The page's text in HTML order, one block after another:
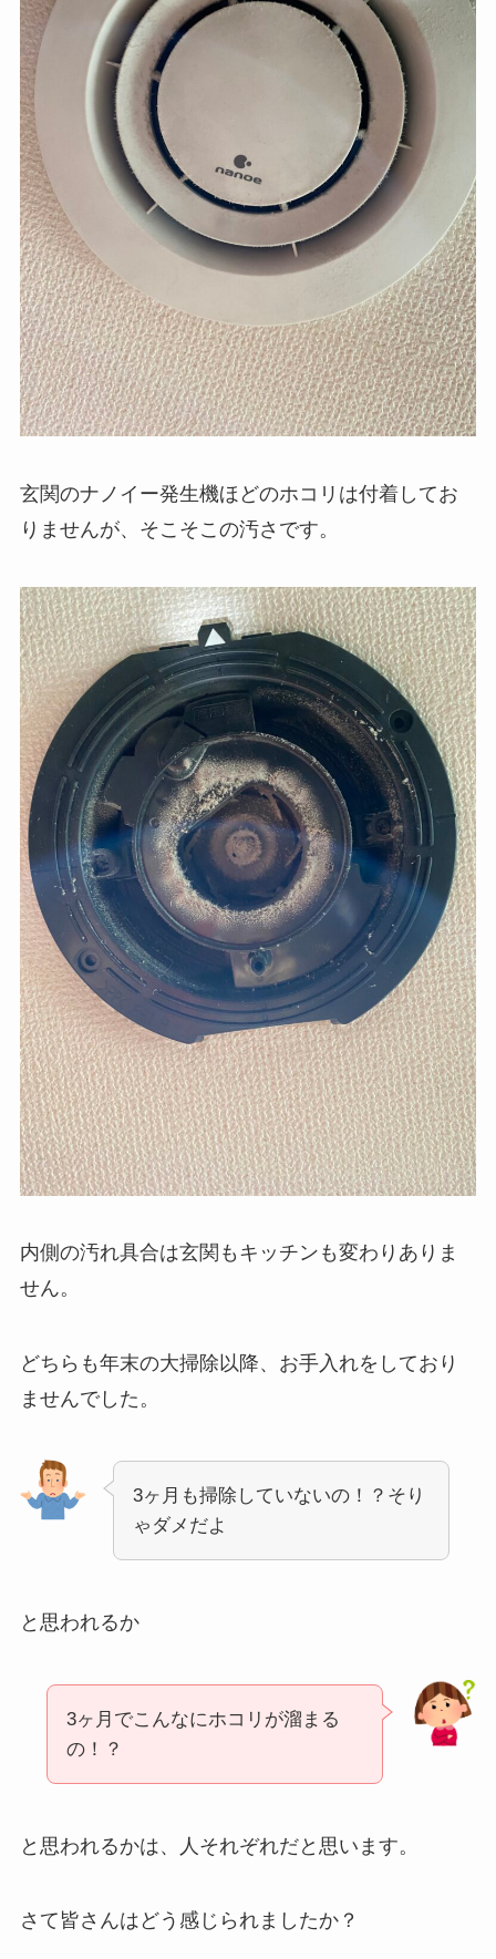
玄関のナノイー発生機ほどのホコリは付着してお
りませんが、そこそこの汚さです。
内側の汚れ具合は玄関もキッチンも変わりありま
せん。
どちらも年末の大掃除以降、お手入れをしており
ませんでした。
3ヶ月も掃除していないの！？そり
ゃダメだよ
と思われるか
3ヶ月でこんなにホコリが溜まる
の！？
と思われるかは、人それぞれだと思います。
さて皆さんはどう感じられましたか？